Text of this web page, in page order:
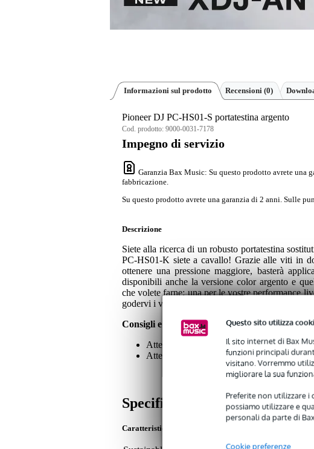
Questo sito utilizza
Il sito internet di Bax
funzioni principali
visitano. Vorremmo
migliorare la sua
Preferite non utilizzare i
possiamo utilizzare e
personali da parte di
Cookie preferenze
Informazioni sul prodotto Recensioni (0)
Pioneer DJ PC-HS01-S portatestina argento
Cod. prodotto: 9000-0031-7178
Impegno di servizio
Garanzia Bax Music: Su questo prodotto avrete una
fabbricazione.
Su questo prodotto avrete una garanzia di 2 anni. Sulle
Descrizione
Siete alla ricerca di un robusto portatestina
PC-HS01-K siete a cavallo! Grazie alle viti in
ottenere una pressione maggiore, basterà
disponibili anche la versione color argento e
che volete farne: una per le vostre performance
godervi i vostri LP.
Consigli e osservazioni
Attenzione: puntina e testina non sono
Attenzione: riceverete solo la variante
Specifiche
Caratteristiche